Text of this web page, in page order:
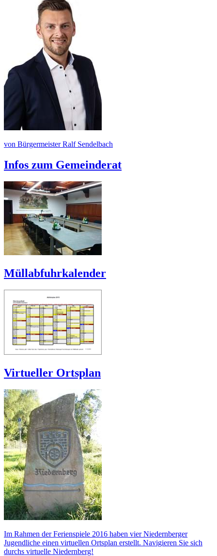
von Bürgermeister Ralf Sendelbach
Infos zum Gemeinderat
Müllabfuhrkalender
Virtueller Ortsplan
Im Rahmen der Ferienspiele 2016 haben vier Niedernberger
Jugendliche einen virtuellen Ortsplan erstellt. Navigieren Sie sich
durchs virtuelle Niedernberg!